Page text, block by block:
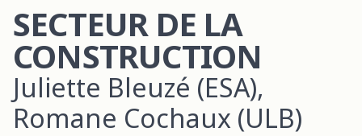
SECTEUR DE LA
CONSTRUCTION
Juliette Bleuzé (ESA),
Romane Cochaux (ULB)